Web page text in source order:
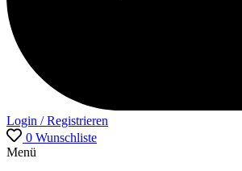
Login / Registrieren
0 Wunschliste
Menü